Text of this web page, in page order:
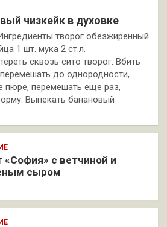
чизкейк в духовке
творог обезжиренный
1 шт. мука 2 ст.л.
сквозь сито творог. Вбить
до однородности,
пюре, перемешать еще раз,
Выпекать банановый
«София» с ветчиной и
сыром